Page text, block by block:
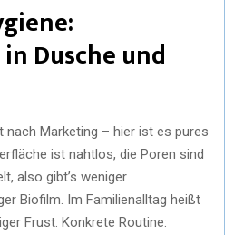
Dusche und
nach Marketing – hier ist es pures
ist nahtlos, die Poren sind
also gibt’s weniger
Biofilm. Im Familienalltag heißt
Frust. Konkrete Routine: